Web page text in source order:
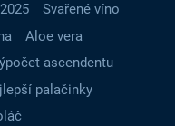
Svařené víno
Aloe vera
ascendentu
palačinky